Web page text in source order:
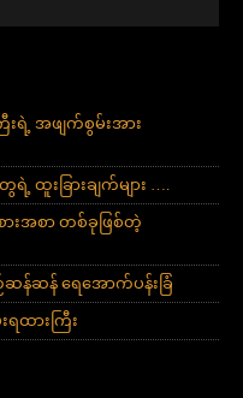
းရဲ့ အဖျက်စွမ်းအား
ခြားချက်များ ….
းအစာ တစ်ခုဖြစ်တဲ့
န်ဆန် ရေအောက်ပန်းခြံ
ရထားကြီး